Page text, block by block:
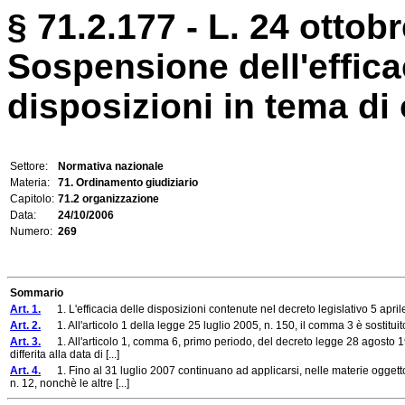
§ 71.2.177 - L. 24
Sospensione
disposizioni in tema
Settore:
Normativa nazionale
Materia:
71. Ordinamento giudiziario
Capitolo: 71.2 organizzazione
Data:
24/10/2006
Numero: 269
Sommario
Art. 1. 1. L'efficacia delle disposizioni contenute nel decreto legislativo 5
Art. 2. 1. All'articolo 1 della legge 25 luglio 2005, n. 150, il comma 3 è
Art. 3. 1. All'articolo 1, comma 6, primo periodo, del decreto legge 28 agosto
differita alla data di [...]
Art. 4. 1. Fino al 31 luglio 2007 continuano ad applicarsi, nelle materie
n. 12, nonchè le altre [...]